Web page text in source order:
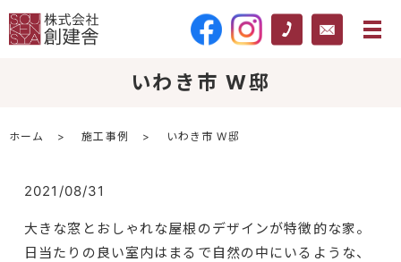
いわき市 W邸
ホーム 施工事例 いわき市 W邸
2021/08/31
大きな窓とおしゃれな屋根のデザインが特徴的な家。
日当たりの良い室内はまるで自然の中にいるような、